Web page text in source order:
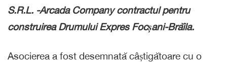
S.R.L. -Arcada Company contractul pentru
construirea Drumului Expres Focșani-Brăila.
Asocierea a fost desemnată câștigătoare cu o